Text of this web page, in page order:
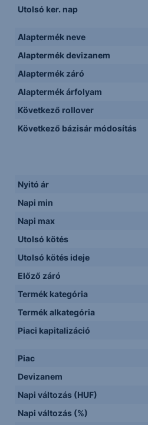
Utolsó ker. nap
Alaptermék neve
Alaptermék devizanem
Alaptermék záró
Alaptermék árfolyam
Következő rollover
Következő bázisár módosítás
Nyitó ár
Napi min
Napi max
Utolsó kötés
Utolsó kötés ideje
Előző záró
Termék kategória
Termék alkategória
Piaci kapitalizáció
Piac
Devizanem
Napi változás (HUF)
Napi változás (%)